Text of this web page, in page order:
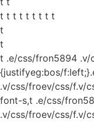
t t t t t t t t t
t
t
t .e/css/fron5894
{justifyeg:bos/
.v/css/froev/css/f.v/
font-s,t .e/css/
.v/css/froev/css/f.v/